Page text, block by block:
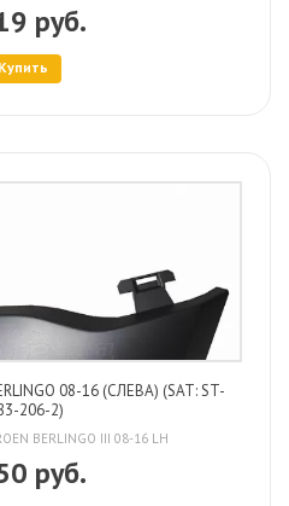
руб.
Купить
08-16 (СЛЕВА) (SAT: ST-
206-2)
BERLINGO III 08-16 LH
руб.